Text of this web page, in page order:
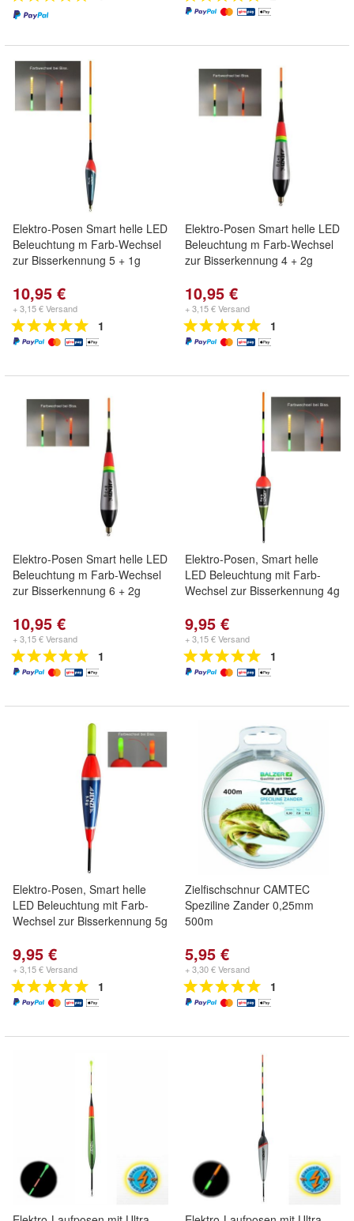
Elektro-Posen Smart helle LED
Beleuchtung m Farb-Wechsel
zur Bisserkennung 5 + 1g
10,95 €
+ 3,15 € Versand
1
Elektro-Posen Smart helle LED
Beleuchtung m Farb-Wechsel
zur Bisserkennung 4 + 2g
10,95 €
+ 3,15 € Versand
1
Elektro-Posen Smart helle LED
Beleuchtung m Farb-Wechsel
zur Bisserkennung 6 + 2g
10,95 €
+ 3,15 € Versand
1
Elektro-Posen, Smart helle
LED Beleuchtung mit Farb-
Wechsel zur Bisserkennung 4g
9,95 €
+ 3,15 € Versand
1
Elektro-Posen, Smart helle
LED Beleuchtung mit Farb-
Wechsel zur Bisserkennung 5g
9,95 €
+ 3,15 € Versand
1
Zielfischschnur CAMTEC
Speziline Zander 0,25mm
500m
5,95 €
+ 3,30 € Versand
1